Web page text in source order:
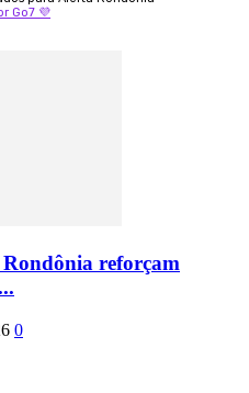
Go7 💜
reforçam
0